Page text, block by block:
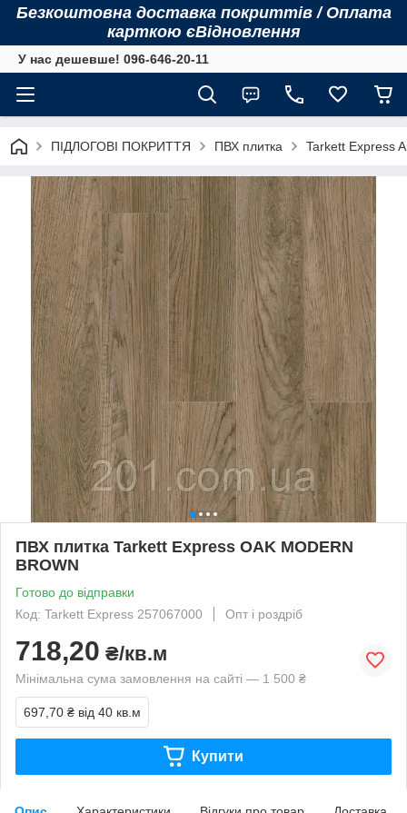
Безкоштовна доставка покриттів / Оплата
карткою єВідновлення
У нас дешевше! 096-646-20-11
ПІДЛОГОВІ ПОКРИТТЯ ПВХ плитка Tarkett Express
ПВХ плитка Tarkett Express OAK MODERN
BROWN
Готово до відправки
Код: Tarkett Express 257067000
Опт і роздріб
718,20 ₴/кв.м
Мінімальна сума замовлення на сайті — 1 500 ₴
697,70 ₴ від 40 кв.м
Купити